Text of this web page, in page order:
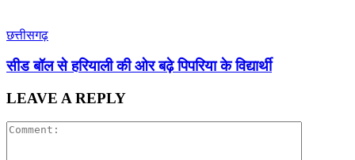
छत्तीसगढ़
सीड बॉल से हरियाली की ओर बढ़े पिपरिया के विद्यार्थी
LEAVE A REPLY